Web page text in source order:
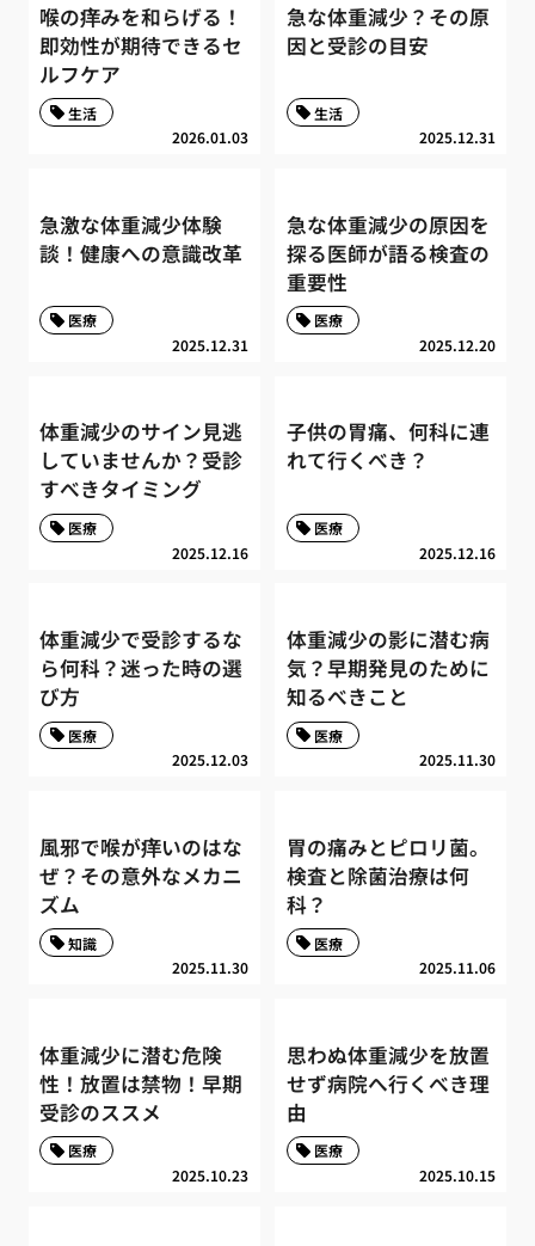
喉の痒みを和らげる！
即効性が期待できるセ
ルフケア
2026.01.03
生活
急な体重減少？その原
因と受診の目安
2025.12.31
生活
急激な体重減少体験
談！健康への意識改革
2025.12.31
医療
急な体重減少の原因を
探る医師が語る検査の
重要性
2025.12.20
医療
体重減少のサイン見逃
していませんか？受診
すべきタイミング
2025.12.16
医療
子供の胃痛、何科に連
れて行くべき？
2025.12.16
医療
体重減少で受診するな
ら何科？迷った時の選
び方
2025.12.03
医療
体重減少の影に潜む病
気？早期発見のために
知るべきこと
2025.11.30
医療
風邪で喉が痒いのはな
ぜ？その意外なメカニ
ズム
2025.11.30
知識
胃の痛みとピロリ菌。
検査と除菌治療は何
科？
2025.11.06
医療
体重減少に潜む危険
性！放置は禁物！早期
受診のススメ
2025.10.23
医療
思わぬ体重減少を放置
せず病院へ行くべき理
由
2025.10.15
医療